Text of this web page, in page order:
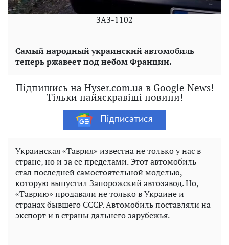
ЗАЗ-1102
Самый народный украинский автомобиль
теперь ржавеет под небом Франции.
Підпишись на Hyser.com.ua в Google News!
Тільки найяскравіші новини!
Підписатися
Украинская «Таврия» известна не только у нас в
стране, но и за ее пределами. Этот автомобиль
стал последней самостоятельной моделью,
которую выпустил Запорожский автозавод. Но,
«Таврию» продавали не только в Украине и
странах бывшего СССР. Автомобиль поставляли на
экспорт и в страны дальнего зарубежья.